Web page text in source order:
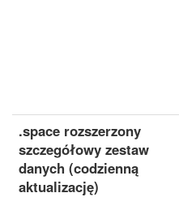
.space rozszerzony
szczegółowy zestaw
danych (codzienną
aktualizację)